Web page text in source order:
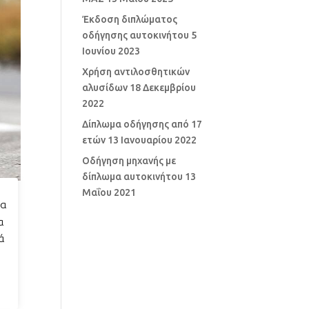
Έκδοση διπλώματος
οδήγησης αυτοκινήτου 5
Ιουνίου 2023
Χρήση αντιλοσθητικών
αλυσίδων 18 Δεκεμβρίου
2022
Δίπλωμα οδήγησης από 17
ετών 13 Ιανουαρίου 2022
Οδήγηση μηχανής με
δίπλωμα αυτοκινήτου 13
Μαΐου 2021